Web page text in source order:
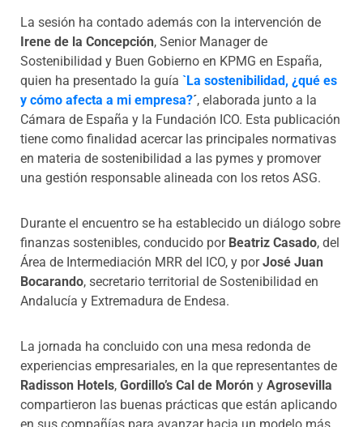
La sesión ha contado además con la intervención de
Irene de la Concepción, Senior Manager de
Sostenibilidad y Buen Gobierno en KPMG en España,
quien ha presentado la guía `La sostenibilidad, ¿qué es
y cómo afecta a mi empresa?´, elaborada junto a la
Cámara de España y la Fundación ICO. Esta publicación
tiene como finalidad acercar las principales normativas
en materia de sostenibilidad a las pymes y promover
una gestión responsable alineada con los retos ASG.
Durante el encuentro se ha establecido un diálogo sobre
finanzas sostenibles, conducido por Beatriz Casado, del
Área de Intermediación MRR del ICO, y porJosé Juan
Bocarando, secretario territorial de Sostenibilidad en
Andalucía y Extremadura de Endesa.
La jornada ha concluido con una mesa redonda de
experiencias empresariales, en la que representantes de
Radisson Hotels, Gordillo’s Cal de Morón y Agrosevilla
compartieron las buenas prácticas que están aplicando